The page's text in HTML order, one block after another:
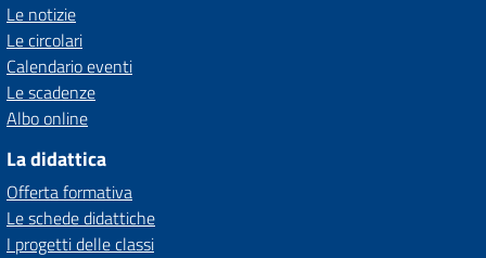
Le notizie
Le circolari
Calendario eventi
Le scadenze
Albo online
La didattica
Offerta formativa
Le schede didattiche
I progetti delle classi